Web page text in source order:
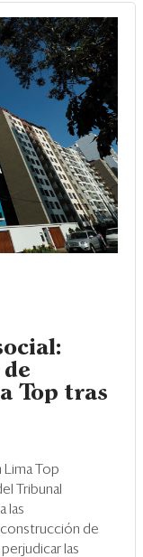
Top tras
Lima Top
Tribunal
las
construcción de
las